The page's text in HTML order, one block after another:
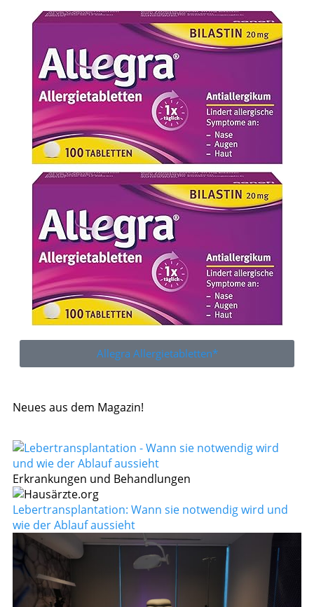
Allegra Allergietabletten*
Neues aus dem Magazin!
Erkrankungen und Behandlungen
Lebertransplantation: Wann sie notwendig wird und
wie der Ablauf aussieht